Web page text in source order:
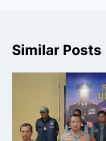
Similar Posts